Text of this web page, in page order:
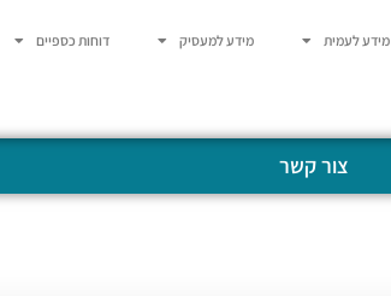
מידע לעמית מידע למעסיק דוחות כספיים
צור קשר